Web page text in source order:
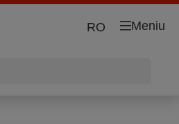
Meniu
RO